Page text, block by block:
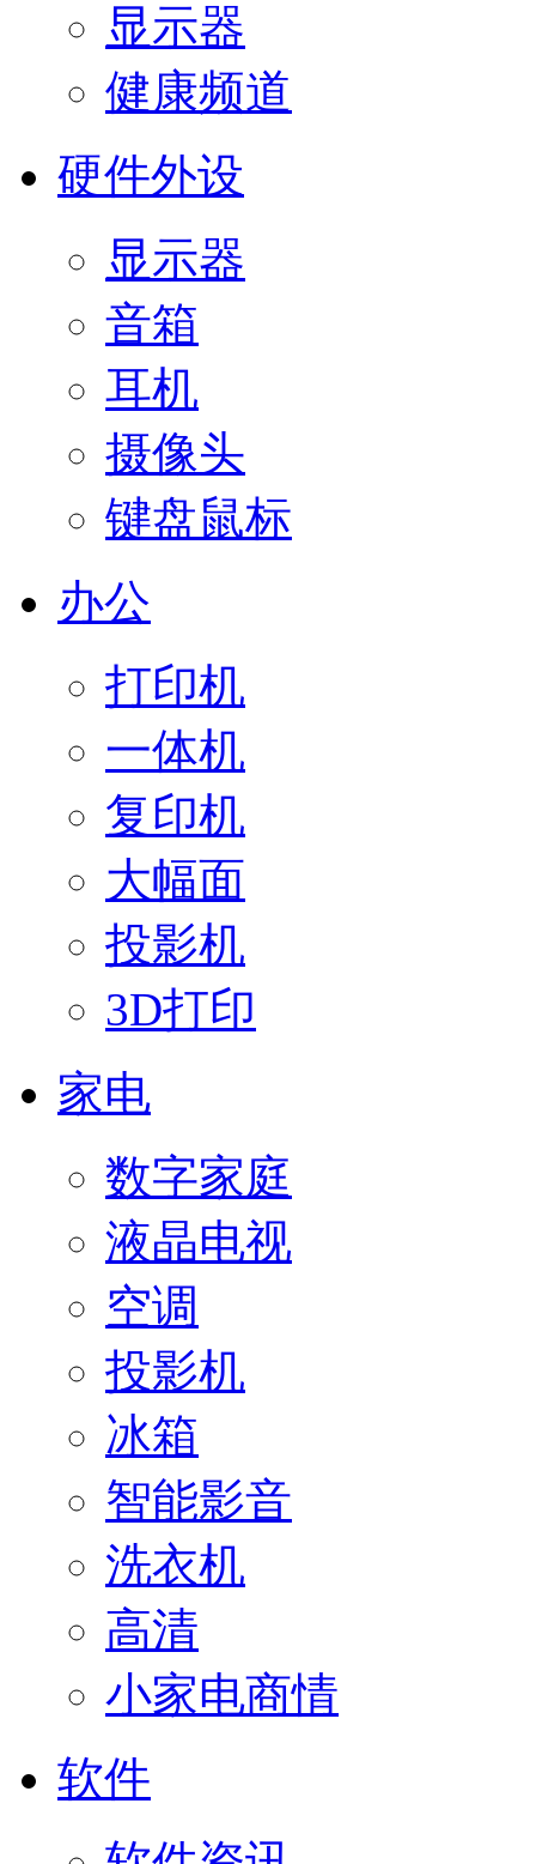
显示器
健康频道
硬件外设
显示器
音箱
耳机
摄像头
键盘鼠标
办公
打印机
一体机
复印机
大幅面
投影机
3D打印
家电
数字家庭
液晶电视
空调
投影机
冰箱
智能影音
洗衣机
高清
小家电商情
软件